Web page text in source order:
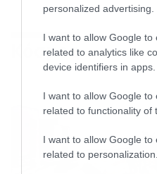
personalized advertising.
I want to allow Google to
related to analytics like
device identifiers in apps.
I want to allow Google to
related to functionality of
I want to allow Google to
related to personalization.
Κόσμος